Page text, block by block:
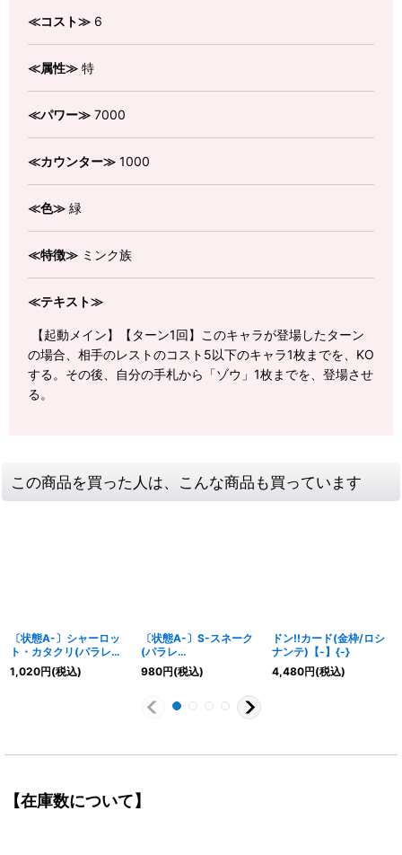
≪コスト≫ 6
≪属性≫ 特
≪パワー≫ 7000
≪カウンター≫ 1000
≪色≫ 緑
≪特徴≫ ミンク族
≪テキスト≫
【起動メイン】【ターン1回】このキャラが登場したターン
の場合、相手のレストのコスト5以下のキャラ1枚までを、KO
する。その後、自分の手札から「ゾウ」1枚までを、登場させ
る。
この商品を買った人は、こんな商品も買っています
〔状態A-〕シャーロッ
ト・カタクリ(パラレ
ル/illust:Akira EGAWA)
【SEC/P】{OP03-123}
1,020円(税込)
〔状態A-〕S-スネーク
(パラレ
ル/illust:nuisuke)
【SR/P】{OP08-112}
980円(税込)
ドン!!カード(金枠/ロシ
ナンテ)【-】{-}
4,480円(税込)
【在庫数について】